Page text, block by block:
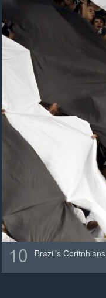
10 Brazil's